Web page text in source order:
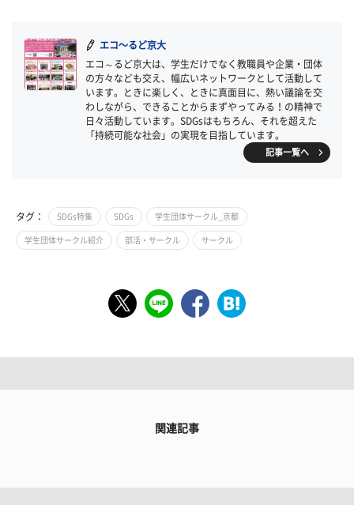
エコ～るど京大
エコ～るど京大は、学生だけでなく教職員や企業・団体
の方々なども交え、幅広いネットワークとして活動して
います。ときに楽しく、ときに真面目に、熱い議論を交
わしながら、できることからまずやってみる！の精神で
日々活動しています。SDGsはもちろん、それを超えた
「持続可能な社会」の実現を目指しています。
記事一覧へ
タグ： SDGs特集 SDGs 学生団体サークル_京都
学生団体サークル紹介 部活・サークル サークル
関連記事